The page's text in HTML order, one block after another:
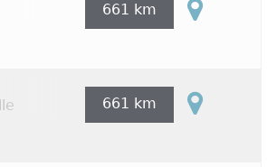
661 km
661 km